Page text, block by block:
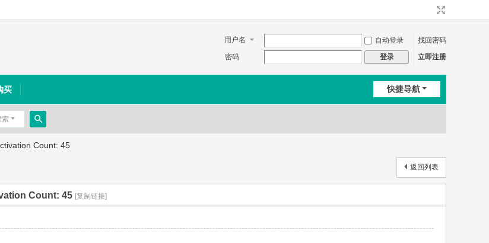
用户名 自动登录
找回密码
密码
登录 立即注册
快捷导航
买
索
搜
Count: 45
返回列表
Count: 45 [复制链接]